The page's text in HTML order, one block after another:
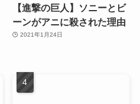
【進撃の巨人】ソニーとビ
ーンがアニに殺された理由
2021年1月24日